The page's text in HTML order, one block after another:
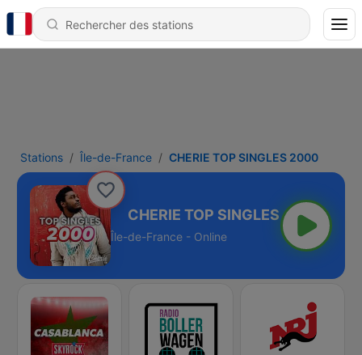
Stations Île-de-France CHERIE TOP SINGLES 2000
2000
Île-de-France - Online